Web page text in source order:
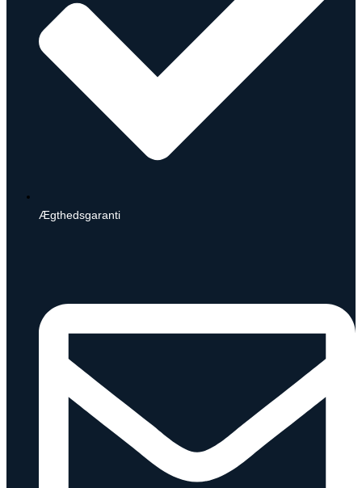
Ægthedsgaranti